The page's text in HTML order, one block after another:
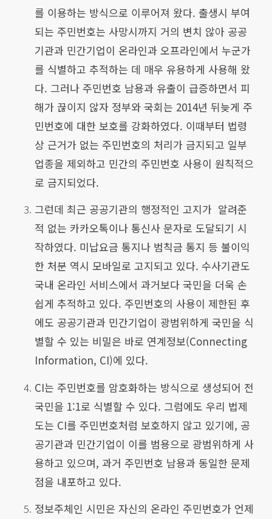
를 이용하는 방식으로 이루어져 왔다. 출생시 부여
되는 주민번호는 사망시까지 거의 변치 않아 공공
기관과 민간기업이 온라인과 오프라인에서 누군가
를 식별하고 추적하는 데 매우 유용하게 사용해 왔
다. 그러나 주민번호 남용과 유출이 급증하면서 피
해가 끊이지 않자 정부와 국회는 2014년 뒤늦게 주
민번호에 대한 보호를 강화하였다. 이때부터 법령
상 근거가 없는 주민번호의 처리가 금지되고 일부
업종을 제외하고 민간의 주민번호 사용이 원칙적으
로 금지되었다.
그런데 최근 공공기관의 행정적인 고지가 알려준
적 없는 카카오톡이나 통신사 문자로 도달되기 시
작하였다. 미납요금 통지나 범칙금 통지 등 불이익
한 처분 역시 모바일로 고지되고 있다. 수사기관도
국내 온라인 서비스에서 과거보다 국민을 더욱 손
쉽게 추적하고 있다. 주민번호의 사용이 제한된 후
에도 공공기관과 민간기업이 광범위하게 국민을 식
별할 수 있는 비밀은 바로 연계정보(Connecting
Information, CI)에 있다.
CI는 주민번호를 암호화하는 방식으로 생성되어 전
국민을 1:1로 식별할 수 있다. 그럼에도 우리 법제
도는 CI를 주민번호처럼 보호하지 않고 있기에, 공
공기관과 민간기업이 이를 범용으로 광범위하게 사
용하고 있으며, 과거 주민번호 남용과 동일한 문제
점을 내포하고 있다.
정보주체인 시민은 자신의 온라인 주민번호가 언제